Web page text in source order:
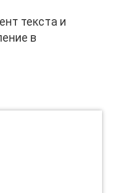
текста и
в